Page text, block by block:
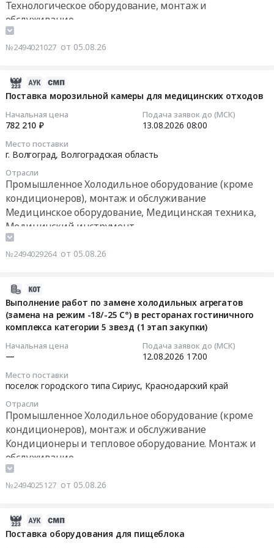
Технологическое оборудование, монтаж и
обслуживание
№2494021027 от 05.08.26
Поставка морозильной камеры для медицинских отходов
Начальная цена
782 210 ₽
Подача заявок до (МСК)
13.08.2026 08:00
Место поставки
г. Волгоград, Волгоградская область
Отрасли
Промышленное Холодильное оборудование (кроме
кондиционеров), монтаж и обслуживание
Медицинское оборудование, Медицинская техника,
Медицинский инструмент
№2494029264 от 05.08.26
Выполнение работ по замене холодильных агрегатов
(замена на режим -18/-25 С°) в ресторанах гостиничного
комплекса категории 5 звезд (1 этап закупки)
Начальная цена
—
Подача заявок до (МСК)
12.08.2026 17:00
Место поставки
поселок городского типа Сириус, Краснодарский край
Отрасли
Промышленное Холодильное оборудование (кроме
кондиционеров), монтаж и обслуживание
Кондиционеры и тепловое оборудование. Монтаж и
обслуживание
№2494025127 от 05.08.26
Поставка оборудования для пищеблока